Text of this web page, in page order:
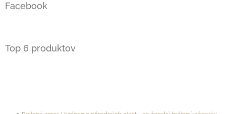
Facebook
Top 6 produktov